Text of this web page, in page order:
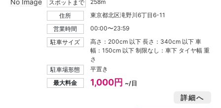
スポットまで
258m
住所
東京都北区滝野川6丁目6-11
営業時間
00:00〜23:59
駐車サイズ
高さ：200cm 以下 長さ：340cm 以下 車
幅：150cm 以下 制限なし：車下 タイヤ幅 重
さ
駐車場形態
平置き
最大料金
1,000円 ~/日
詳細へ